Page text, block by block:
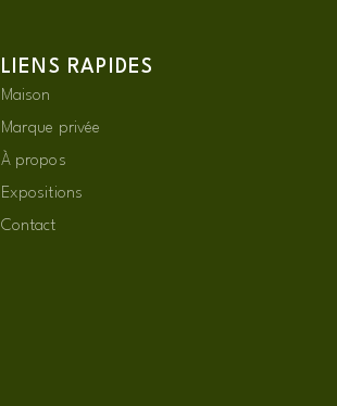
LIENS RAPIDES
Maison
Marque privée
À propos
Expositions
Contact